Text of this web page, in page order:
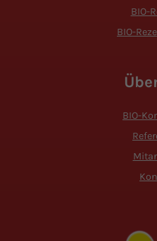
BIO-
BIO-
BIO-